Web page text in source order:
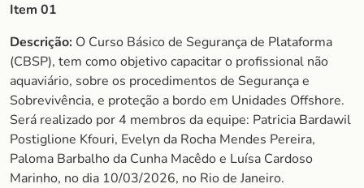
Item 01
Descrição: O Curso Básico de Segurança de Plataforma
(CBSP), tem como objetivo capacitar o profissional não
aquaviário, sobre os procedimentos de Segurança e
Sobrevivência, e proteção a bordo em Unidades Offshore.
Será realizado por 4 membros da equipe: Patricia Bardawil
Postiglione Kfouri, Evelyn da Rocha Mendes Pereira,
Paloma Barbalho da Cunha Macêdo e Luísa Cardoso
Marinho, no dia 10/03/2026, no Rio de Janeiro.